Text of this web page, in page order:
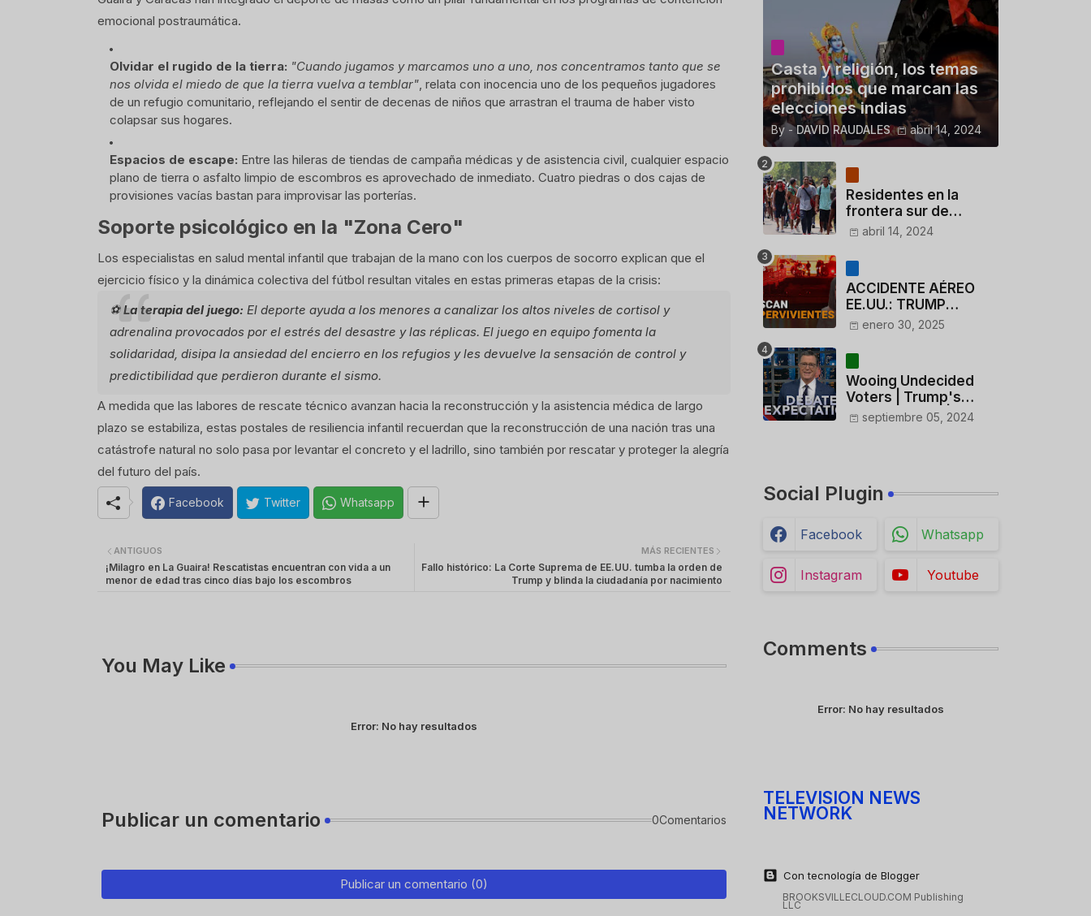
emocional postraumática.
Olvidar el rugido de la tierra: "Cuando jugamos y marcamos uno a uno, nos concentramos tanto que se
nos olvida el miedo de que la tierra vuelva a temblar", relata con inocencia uno de los pequeños jugadores
de un refugio comunitario, reflejando el sentir de decenas de niños que arrastran el trauma de haber visto
colapsar sus hogares.
Espacios de escape: Entre las hileras de tiendas de campaña médicas y de asistencia civil, cualquier espacio
plano de tierra o asfalto limpio de escombros es aprovechado de inmediato. Cuatro piedras o dos cajas de
provisiones vacías bastan para improvisar las porterías.
Soporte psicológico en la "Zona Cero"
Los especialistas en salud mental infantil que trabajan de la mano con los cuerpos de socorro explican que el
ejercicio físico y la dinámica colectiva del fútbol resultan vitales en estas primeras etapas de la crisis:
⚽La terapia del juego: El deporte ayuda a los menores a canalizar los altos niveles de cortisol y
adrenalina provocados por el estrés del desastre y las réplicas. El juego en equipo fomenta la
solidaridad, disipa la ansiedad del encierro en los refugios y les devuelve la sensación de control y
predictibilidad que perdieron durante el sismo.
A medida que las labores de rescate técnico avanzan hacia la reconstrucción y la asistencia médica de largo
plazo se estabiliza, estas postales de resiliencia infantil recuerdan que la reconstrucción de una nación tras una
catástrofe natural no solo pasa por levantar el concreto y el ladrillo, sino también por rescatar y proteger la alegría
del futuro del país.
Facebook Twitter Whatsapp
MÁS RECIENTES
Fallo histórico: La Corte Suprema de EE.UU. tumba la orden de
Trump y blinda la ciudadanía por nacimiento
ANTIGUOS
¡Milagro en La Guaira! Rescatistas encuentran con vida a un
menor de edad tras cinco días bajo los escombros
You May Like
Error: No hay resultados
Publicar un comentario 0Comentarios
Publicar un comentario (0)
Casta y religión, los temas
prohibidos que marcan las
elecciones indias
By - DAVID RAUDALES abril 14, 2024
Residentes en la
frontera sur de
México critican a
dólares a migrantes
deportados
abril 14, 2024
ACCIDENTE AÉREO
EE.UU.: TRUMP
CUESTIONA LA
ACTUACIÓN DE LOS
CONTROLADORES y
PILOTO del
HELICÓPTERO
enero 30, 2025
Wooing Undecided
Voters | Trump's
Marijuana Plan | 1990s
septiembre 05, 2024
Social Plugin
Facebook Whatsapp
Instagram Youtube
Comments
Error: No hay resultados
TELEVISION NEWS
NETWORK
Con tecnología de Blogger
BROOKSVILLECLOUD.COM Publishing
LLC